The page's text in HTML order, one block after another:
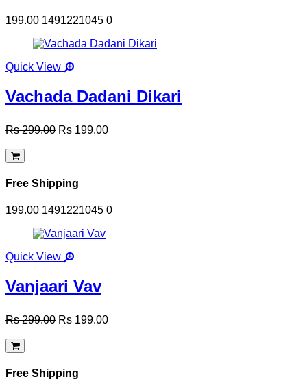
199.00 1491221045 0
Quick View
Vachada Dadani Dikari
Rs 299.00 Rs 199.00
Free Shipping
199.00 1491221045 0
Quick View
Vanjaari Vav
Rs 299.00 Rs 199.00
Free Shipping